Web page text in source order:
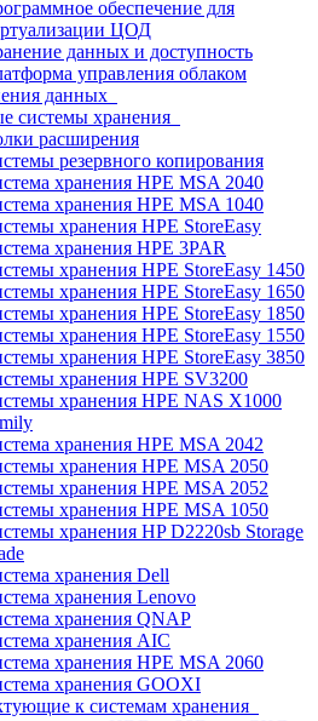
обеспечение для
ЦОД
данных и доступность
управления облаком
данных
системы хранения
расширения
резервного копирования
хранения HPE MSA 2040
хранения HPE MSA 1040
хранения HPE StoreEasy
хранения HPE 3PAR
хранения HPE StoreEasy 1450
хранения HPE StoreEasy 1650
хранения HPE StoreEasy 1850
хранения HPE StoreEasy 1550
хранения HPE StoreEasy 3850
хранения HPE SV3200
хранения HPE NAS X1000
хранения HPE MSA 2042
хранения HPE MSA 2050
хранения HPE MSA 2052
хранения HPE MSA 1050
хранения HP D2220sb Storage
хранения Dell
хранения Lenovo
хранения QNAP
хранения AIC
хранения HPE MSA 2060
хранения GOOXI
к системам хранения